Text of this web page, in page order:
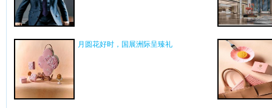
月圆花好时，国展洲际呈臻礼